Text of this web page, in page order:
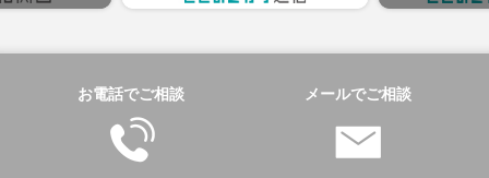
お電話でご相談 メールでご相談